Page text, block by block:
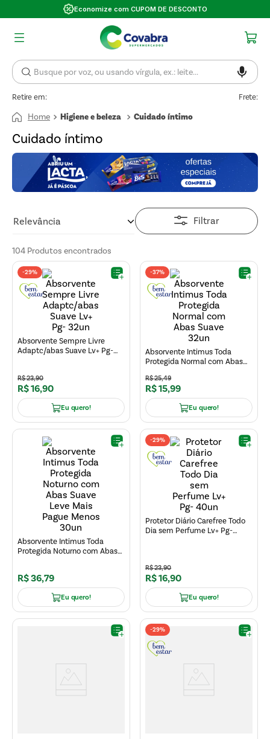
Economize com CUPOM DE DESCONTO
Retire em: Frete:
Higiene e beleza Cuidado íntimo
Cuidado íntimo
Relevância Filtrar
104 Produtos
-29%
Absorvente Sempre Livre
Adaptc/abas Suave Lv+ Pg-
R$23,90
R$16,90
Eu quero!
-37%
Absorvente Intimus Toda
Protegida Normal com Abas
R$25,49
R$15,99
Eu quero!
Absorvente Intimus Toda
Protegida Noturno com Abas
R$36,79
Eu quero!
-29%
Protetor Diário Carefree Todo
Dia sem Perfume Lv+ Pg-
R$23,90
R$16,90
Eu quero!
-29%